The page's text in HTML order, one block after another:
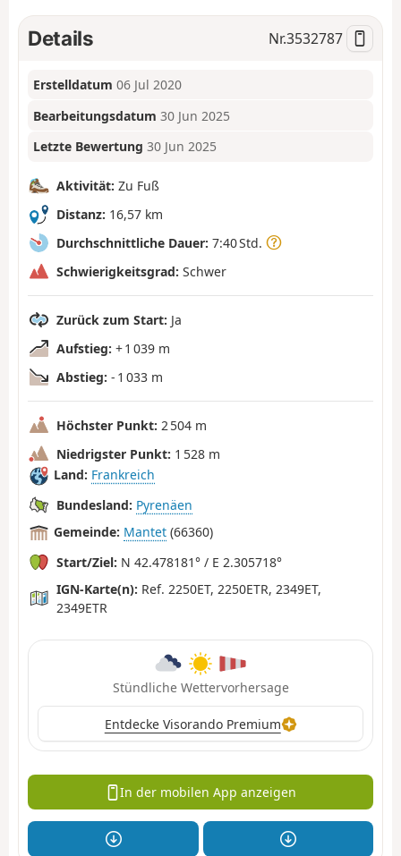
Details Nr.3532787
Erstelldatum 06 Jul 2020
Bearbeitungsdatum 30 Jun 2025
Letzte Bewertung 30 Jun 2025
Aktivität: Zu Fuß
Distanz: 16,57 km
Durchschnittliche Dauer: 7:40 Std.
Schwierigkeitsgrad: Schwer
Zurück zum Start: Ja
Aufstieg: + 1 039 m
Abstieg: - 1 033 m
Höchster Punkt: 2 504 m
Niedrigster Punkt: 1 528 m
Land: Frankreich
Bundesland: Pyrenäen
Gemeinde: Mantet (66360)
Start/Ziel: N 42.478181° / E 2.305718°
IGN-Karte(n): Ref. 2250ET, 2250ETR, 2349ET,
2349ETR
Stündliche Wettervorhersage
Entdecke Visorando Premium
In der mobilen App anzeigen